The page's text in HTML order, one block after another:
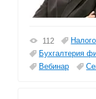
112
Бухгалтерия
Вебинар